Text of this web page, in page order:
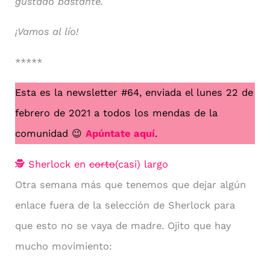
¡Vamos al lío!
*****
Esta es la newsletter #64, enviada el lunes 22 de
febrero de 2021 a todos los mendas de la
comunidad 😉 Apúntate aquí.
🕵 Sherlock en corto(casi) largo
Otra semana más que tenemos que dejar algún
enlace fuera de la selección de Sherlock para
que esto no se vaya de madre. Ojito que hay
mucho movimiento: